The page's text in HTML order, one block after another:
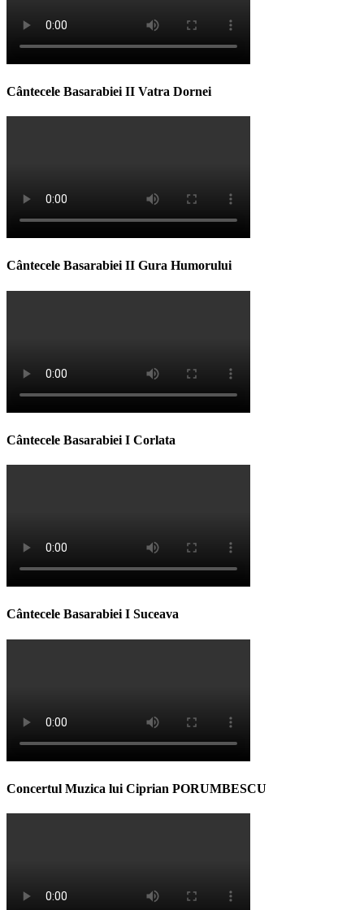
Cântecele Basarabiei II Vatra Dornei
Cântecele Basarabiei II Gura Humorului
Cântecele Basarabiei I Corlata
Cântecele Basarabiei I Suceava
Concertul Muzica lui Ciprian PORUMBESCU